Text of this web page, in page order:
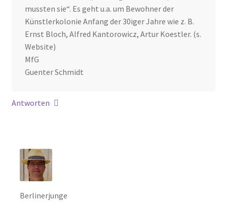
mussten sie“. Es geht u.a. um Bewohner der
Künstlerkolonie Anfang der 30iger Jahre wie z. B.
Ernst Bloch, Alfred Kantorowicz, Artur Koestler. (s.
Website)
MfG
Guenter Schmidt
Antworten
Berlinerjunge